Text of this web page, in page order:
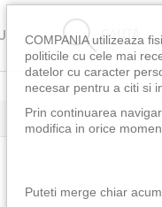
CAUTĂ
COMPANIA utilizeaza
politicile cu cele mai
datelor cu caracter
necesar pentru a citi si
Prin continuarea
modifica in orice
Puteti merge chiar